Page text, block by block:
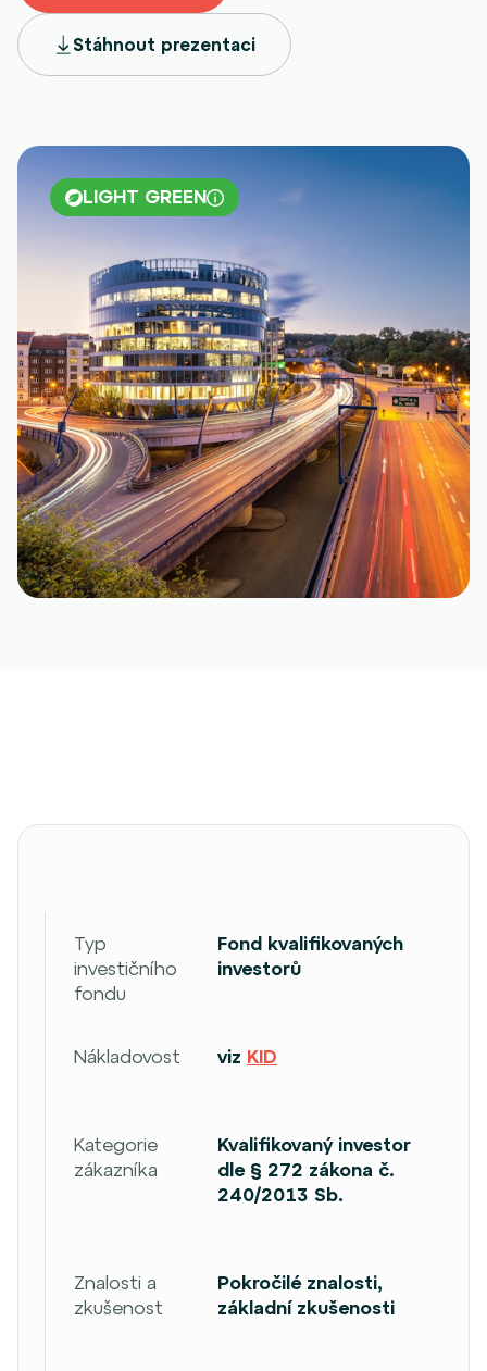
Stáhnout prezentaci
LIGHT GREEN
Typ
investičního
fondu
Fond kvalifikovaných
investorů
Nákladovost viz KID
Kategorie
zákazníka
Kvalifikovaný investor
dle § 272 zákona č.
240/2013 Sb.
Znalosti a
zkušenost
Pokročilé znalosti,
základní zkušenosti